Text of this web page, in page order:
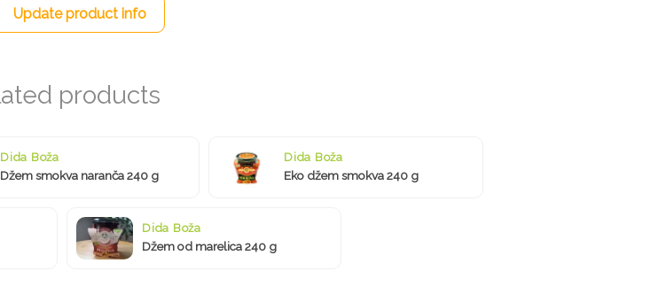
Update product info
Dida Boža
Džem smokva naranča 240 g
Dida Boža
Eko džem smokva 240 g
Dida Boža
Džem od marelica 240 g